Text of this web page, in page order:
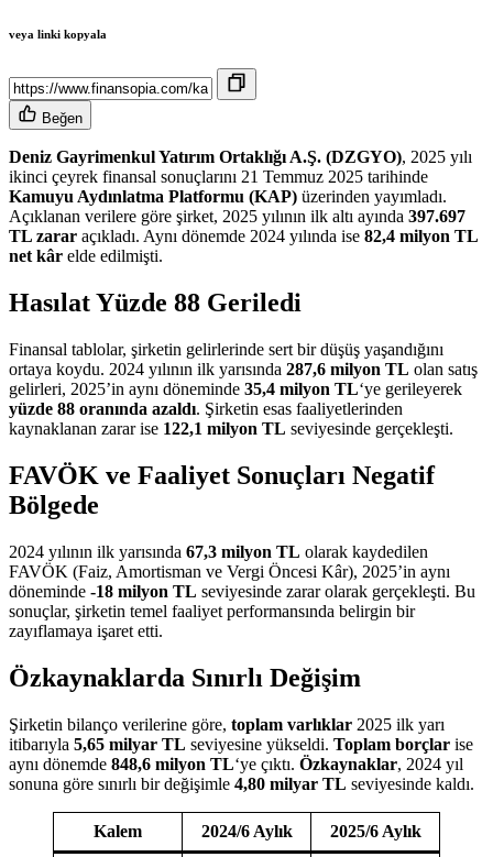
veya linki kopyala
Beğen
Deniz Gayrimenkul Yatırım Ortaklığı A.Ş. (DZGYO), 2025 yılı
ikinci çeyrek finansal sonuçlarını 21 Temmuz 2025 tarihinde
Kamuyu Aydınlatma Platformu (KAP) üzerinden yayımladı.
Açıklanan verilere göre şirket, 2025 yılının ilk altı ayında 397.697
TL zarar açıkladı. Aynı dönemde 2024 yılında ise 82,4 milyon TL
net kâr elde edilmişti.
Hasılat Yüzde 88 Geriledi
Finansal tablolar, şirketin gelirlerinde sert bir düşüş yaşandığını
ortaya koydu. 2024 yılının ilk yarısında 287,6 milyon TL olan satış
gelirleri, 2025’in aynı döneminde 35,4 milyon TL‘ye gerileyerek
yüzde 88 oranında azaldı. Şirketin esas faaliyetlerinden
kaynaklanan zarar ise 122,1 milyon TL seviyesinde gerçekleşti.
FAVÖK ve Faaliyet Sonuçları Negatif
Bölgede
2024 yılının ilk yarısında 67,3 milyon TL olarak kaydedilen
FAVÖK (Faiz, Amortisman ve Vergi Öncesi Kâr), 2025’in aynı
döneminde -18 milyon TL seviyesinde zarar olarak gerçekleşti. Bu
sonuçlar, şirketin temel faaliyet performansında belirgin bir
zayıflamaya işaret etti.
Özkaynaklarda Sınırlı Değişim
Şirketin bilanço verilerine göre, toplam varlıklar 2025 ilk yarı
itibarıyla 5,65 milyar TL seviyesine yükseldi. Toplam borçlar ise
aynı dönemde 848,6 milyon TL‘ye çıktı. Özkaynaklar, 2024 yıl
sonuna göre sınırlı bir değişimle 4,80 milyar TL seviyesinde kaldı.
Kalem 2024/6 Aylık 2025/6 Aylık